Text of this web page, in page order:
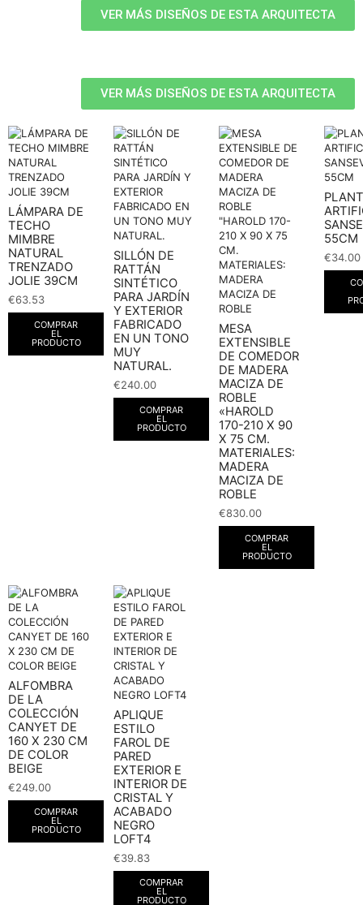
VER MÁS DISEÑOS DE ESTA ARQUITECTA
VER MÁS DISEÑOS DE ESTA ARQUITECTA
LÁMPARA DE
TECHO
MIMBRE
NATURAL
TRENZADO
JOLIE 39CM
€63.53
COMPRAR
EL
PRODUCTO
SILLÓN DE
RATTÁN
SINTÉTICO
PARA JARDÍN
Y EXTERIOR
FABRICADO
EN UN TONO
MUY
NATURAL.
€240.00
COMPRAR
EL
PRODUCTO
MESA
EXTENSIBLE
DE COMEDOR
DE MADERA
MACIZA DE
ROBLE
«HAROLD
170-210 X 90
X 75 CM.
MATERIALES:
MADERA
MACIZA DE
ROBLE
€830.00
COMPRAR
EL
PRODUCTO
55CM
€34.00
ALFOMBRA
DE LA
COLECCIÓN
CANYET DE
160 X 230 CM
DE COLOR
BEIGE
€249.00
COMPRAR
EL
PRODUCTO
APLIQUE
ESTILO
FAROL DE
PARED
EXTERIOR E
INTERIOR DE
CRISTAL Y
ACABADO
NEGRO
LOFT4
€39.83
COMPRAR
EL
PRODUCTO